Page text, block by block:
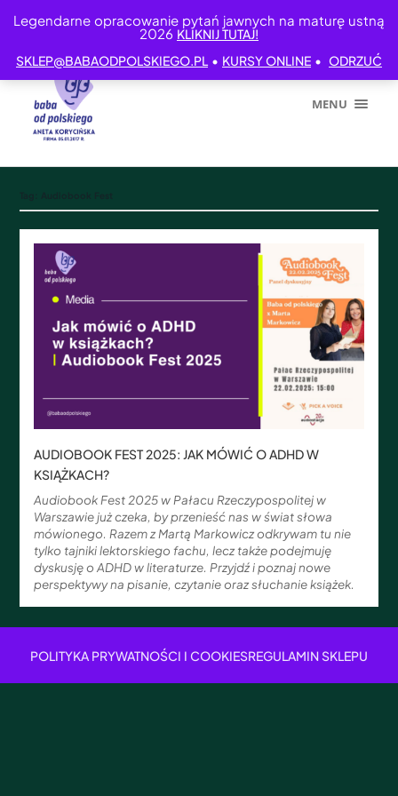
Legendarne opracowanie pytań jawnych na maturę ustną
2026 KLIKNIJ TUTAJ!
SKLEP@BABAODPOLSKIEGO.PL • KURSY ONLINE • ODRZUĆ
MENU
AUDIOBOOK FEST 2025: JAK MÓWIĆ O ADHD W
KSIĄŻKACH?
Audiobook Fest 2025 w Pałacu Rzeczypospolitej w
Warszawie już czeka, by przenieść nas w świat słowa
mówionego. Razem z Martą Markowicz odkrywam tu nie
tylko tajniki lektorskiego fachu, lecz także podejmuję
dyskusję o ADHD w literaturze. Przyjdź i poznaj nowe
perspektywy na pisanie, czytanie oraz słuchanie książek.
POLITYKA PRYWATNOŚCI I COOKIESREGULAMIN SKLEPU